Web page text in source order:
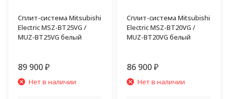
Сплит-система Mitsubishi
Electric MSZ-BT25VG /
MUZ-BT25VG белый
89 900 ₽
Нет в наличии
Сплит-система Mitsubishi
Electric MSZ-BT20VG /
MUZ-BT20VG белый
86 900 ₽
Нет в наличии